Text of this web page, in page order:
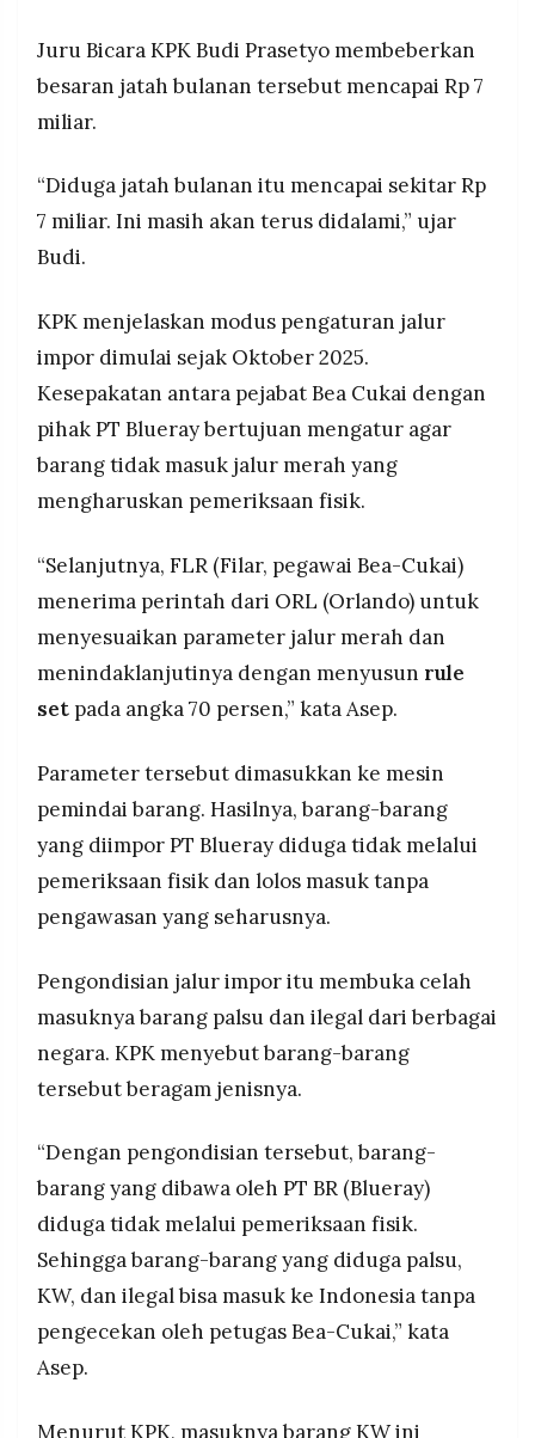
Juru Bicara KPK Budi Prasetyo membeberkan
besaran jatah bulanan tersebut mencapai Rp 7
miliar.
“Diduga jatah bulanan itu mencapai sekitar Rp
7 miliar. Ini masih akan terus didalami,” ujar
Budi.
KPK menjelaskan modus pengaturan jalur
impor dimulai sejak Oktober 2025.
Kesepakatan antara pejabat Bea Cukai dengan
pihak PT Blueray bertujuan mengatur agar
barang tidak masuk jalur merah yang
mengharuskan pemeriksaan fisik.
“Selanjutnya, FLR (Filar, pegawai Bea-Cukai)
menerima perintah dari ORL (Orlando) untuk
menyesuaikan parameter jalur merah dan
menindaklanjutinya dengan menyusun rule
set pada angka 70 persen,” kata Asep.
Parameter tersebut dimasukkan ke mesin
pemindai barang. Hasilnya, barang-barang
yang diimpor PT Blueray diduga tidak melalui
pemeriksaan fisik dan lolos masuk tanpa
pengawasan yang seharusnya.
Pengondisian jalur impor itu membuka celah
masuknya barang palsu dan ilegal dari berbagai
negara. KPK menyebut barang-barang
tersebut beragam jenisnya.
“Dengan pengondisian tersebut, barang-
barang yang dibawa oleh PT BR (Blueray)
diduga tidak melalui pemeriksaan fisik.
Sehingga barang-barang yang diduga palsu,
KW, dan ilegal bisa masuk ke Indonesia tanpa
pengecekan oleh petugas Bea-Cukai,” kata
Asep.
Menurut KPK, masuknya barang KW ini